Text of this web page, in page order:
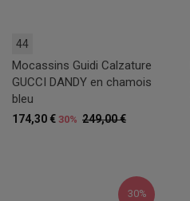
44
Mocassins Guidi Calzature
GUCCI DANDY en chamois
bleu
249,00 €
174,30 € 30%
30%